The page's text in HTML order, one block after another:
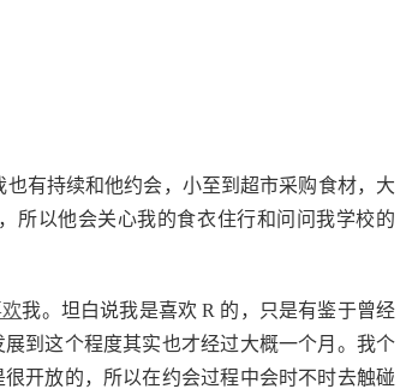
有持续和他约会，小至到超市采购食材，大
所以他会关心我的食衣住行和问问我学校的
我。坦白说我是喜欢 R 的，只是有鉴于曾经
到这个程度其实也才经过大概一个月。我个
很开放的，所以在约会过程中会时不时去触碰